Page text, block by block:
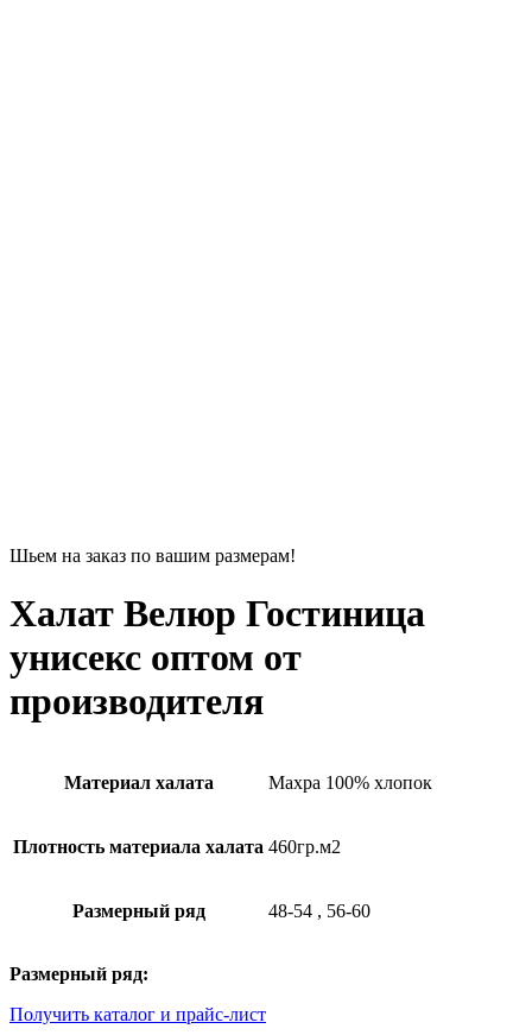
Шьем на заказ по вашим размерам!
Халат Велюр Гостиница
унисекс оптом от
производителя
Материал халата Махра 100% хлопок
Плотность материала халата 460гр.м2
Размерный ряд 48-54 , 56-60
Размерный ряд:
Получить каталог и прайс-лист